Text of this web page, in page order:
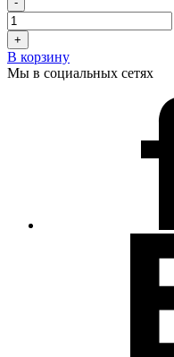
+
В корзину
Мы в социальных сетях